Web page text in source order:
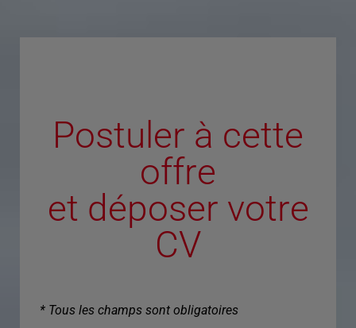
Postuler à cette
offre
et déposer votre
CV
* Tous les champs sont obligatoires